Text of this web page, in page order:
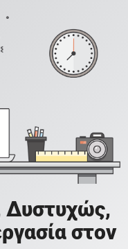
Δυστυχώς,
στον